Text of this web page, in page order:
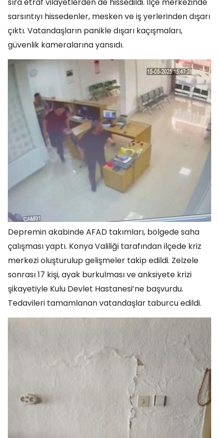
sıra etraf vilayetlerden de hissedildi. İlçe merkezinde
sarsıntıyı hissedenler, mesken ve iş yerlerinden dışarı
çıktı. Vatandaşların panikle dışarı kaçışmaları,
güvenlik kameralarına yansıdı.
Depremin akabinde AFAD takımları, bölgede saha
çalışması yaptı. Konya Valiliği tarafından ilçede kriz
merkezi oluşturulup gelişmeler takip edildi. Zelzele
sonrası 17 kişi, ayak burkulması ve anksiyete krizi
şikayetiyle Kulu Devlet Hastanesi’ne başvurdu.
Tedavileri tamamlanan vatandaşlar taburcu edildi.